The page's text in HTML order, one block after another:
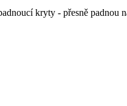
kryty - přesně